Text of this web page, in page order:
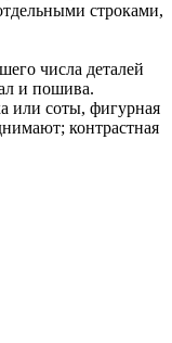
строками,
числа деталей
и пошива.
или соты, фигурная
контрастная